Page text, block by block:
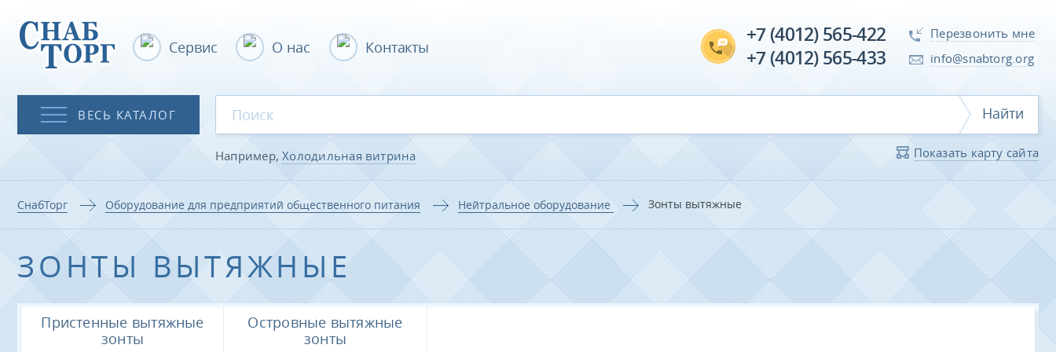
Сервис О нас Контакты
+7 (4012) 565-422
+7 (4012) 565-433
Перезвонить мне
info@snabtorg.org
ВЕСЬ КАТАЛОГ Найти
Показать карту сайта
Например,Холодильная витрина
СнабТорг Оборудование для предприятий общественного питания Нейтральное оборудование Зонты вытяжные
ЗОНТЫ ВЫТЯЖНЫЕ
Пристенные вытяжные
зонты
Островные вытяжные
зонты